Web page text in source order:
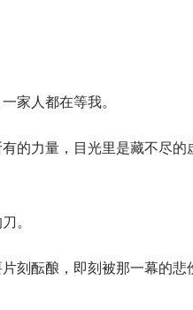
家人都在等我。
的力量，目光里是藏不尽
。
刻酝酿，即刻被那一幕的